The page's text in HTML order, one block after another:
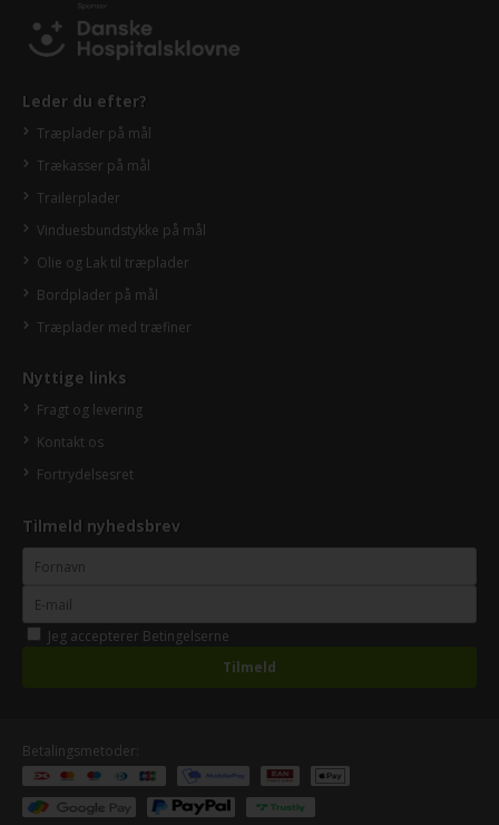
Leder du efter?
Træplader på mål
Trækasser på mål
Trailerplader
Vinduesbundstykke på mål
Olie og Lak til træplader
Bordplader på mål
Træplader med træfiner
Nyttige links
Fragt og levering
Kontakt os
Fortrydelsesret
Tilmeld nyhedsbrev
Jeg accepterer Betingelserne
Betalingsmetoder: